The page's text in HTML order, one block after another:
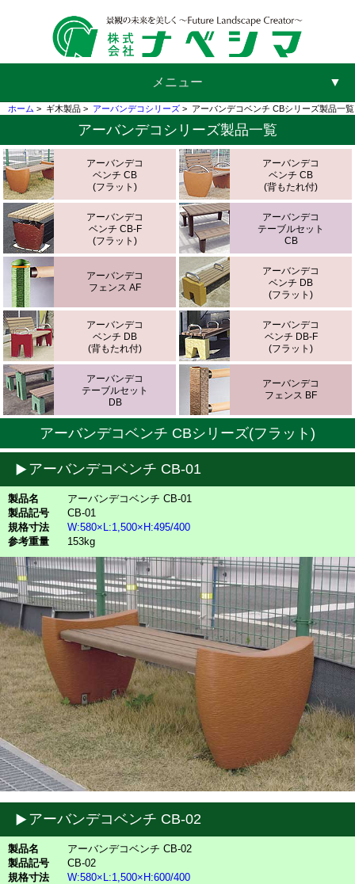
メニュー ▼
▼
ホーム > ギ木製品 > アーバンデコシリーズ > アーバンデコベンチ CBシリーズ製品一覧
アーバンデコシリーズ製品一覧
アーバンデコ
ベンチ CB
(フラット)
アーバンデコ
ベンチ CB
(背もたれ付)
アーバンデコ
ベンチ CB-F
(フラット)
アーバンデコ
テーブルセット
CB
アーバンデコ
フェンス AF
アーバンデコ
ベンチ DB
(フラット)
アーバンデコ
ベンチ DB
(背もたれ付)
アーバンデコ
ベンチ DB-F
(フラット)
アーバンデコ
テーブルセット
DB
アーバンデコ
フェンス BF
アーバンデコベンチ CBシリーズ(フラット)
アーバンデコベンチ CB-01
製品名
アーバンデコベンチ CB-01
製品記号
CB-01
規格寸法
W:580×L:1,500×H:495/400
参考重量
153kg
アーバンデコベンチ CB-02
製品名
アーバンデコベンチ CB-02
製品記号
CB-02
規格寸法
W:580×L:1,500×H:600/400